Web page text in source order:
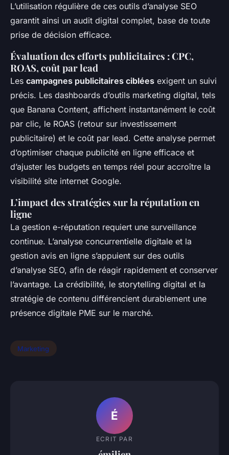
L’utilisation régulière de ces outils d’analyse SEO
garantit ainsi un audit digital complet, base de toute
prise de décision efficace.
Évaluation des efforts publicitaires : CPC,
ROAS, coût par lead
Les campagnes publicitaires ciblées exigent un suivi
précis. Les dashboards d’outils marketing digital, tels
que Banana Content, affichent instantanément le coût
par clic, le ROAS (retour sur investissement
publicitaire) et le coût par lead. Cette analyse permet
d’optimiser chaque publicité en ligne efficace et
d’ajuster les budgets en temps réel pour accroître la
visibilité site internet Google.
L’impact des stratégies sur la réputation en
ligne
La gestion e-réputation requiert une surveillance
continue. L’analyse concurrentielle digitale et la
gestion avis en ligne s’appuient sur des outils
d’analyse SEO, afin de réagir rapidement et conserver
l’avantage. La crédibilité, le storytelling digital et la
stratégie de contenu différencient durablement une
présence digitale PME sur le marché.
Marketing
É
ECRIT PAR